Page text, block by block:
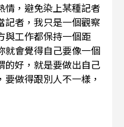
情，避免染上某種記者
記者，我只是一個觀察
與工作都保持一個距
就會覺得自己要像一個
的好，就是要做出自己
做得跟別人不一樣，